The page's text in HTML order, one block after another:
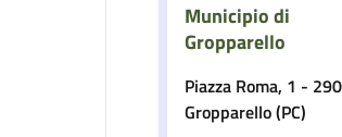
Municipio di
Gropparello
Piazza Roma, 1 -
Gropparello (PC)